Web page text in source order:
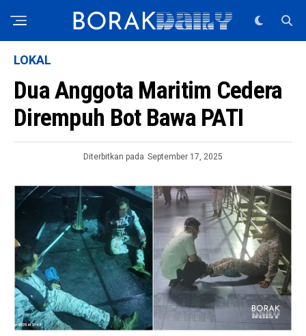
LOKAL
Dua Anggota Maritim Cedera
Dirempuh Bot Bawa PATI
Diterbitkan pada September 17, 2025